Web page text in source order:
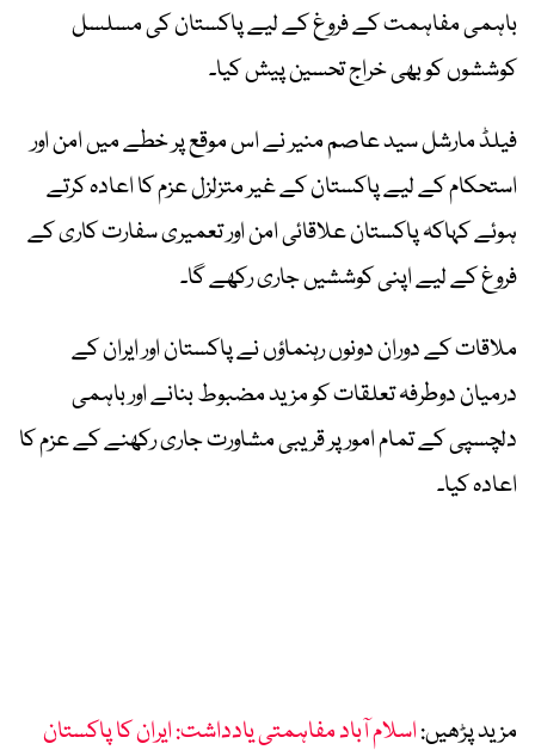
باہمی مفاہمت کے فروغ کے لیے پاکستان کی مسلسل
کوششوں کو بھی خراج تحسین پیش کیا۔
فیلڈ مارشل سید عاصم منیر نے اس موقع پر خطے میں امن اور
استحکام کے لیے پاکستان کے غیر متزلزل عزم کا اعادہ کرتے
ہوئے کہاکہ پاکستان علاقائی امن اور تعمیری سفارت کاری کے
فروغ کے لیے اپنی کوششیں جاری رکھے گا۔
ملاقات کے دوران دونوں رہنماؤں نے پاکستان اور ایران کے
درمیان دوطرفہ تعلقات کو مزید مضبوط بنانے اور باہمی
دلچسپی کے تمام امور پر قریبی مشاورت جاری رکھنے کے عزم کا
اعادہ کیا۔
مزید پڑھیں:اسلام آباد مفاہمتی یادداشت: ایران کا پاکستان